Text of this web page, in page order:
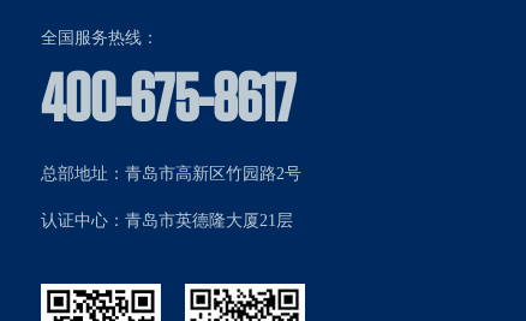
全国服务热线：
400-675-8617
总部地址：青岛市高新区竹园路2号
认证中心：青岛市英德隆大厦21层